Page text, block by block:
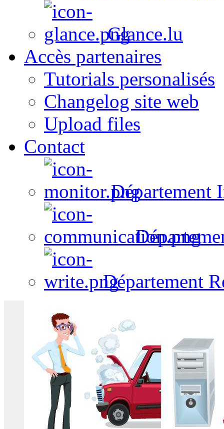
Glance.lu
Accès partenaires
Tutorials personalisés
Changelog site web
Upload files
Contact
Département
Département